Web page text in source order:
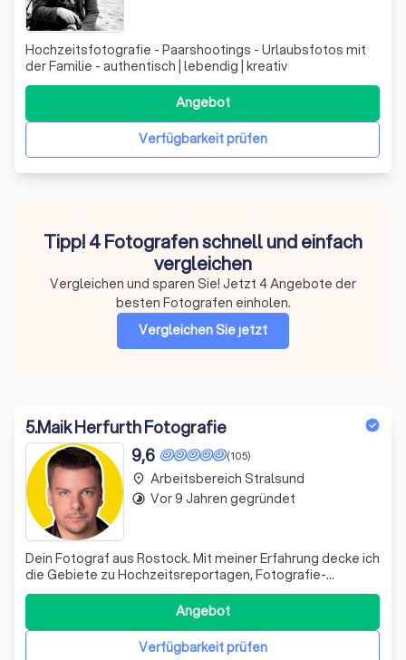
Hochzeitsfotografie - Paarshootings - Urlaubsfotos mit
der Familie - authentisch | lebendig | kreativ
Verfügbarkeit prüfen
Angebot
Tipp! 4 Fotografen schnell und einfach
vergleichen
Vergleichen und sparen Sie! Jetzt 4 Angebote der
besten Fotografen einholen.
Vergleichen Sie jetzt
5.Maik Herfurth Fotografie
(105)
9,6
Dein Fotograf aus Rostock. Mit meiner Erfahrung decke ich
die Gebiete zu Hochzeitsreportagen, Fotografie-
Workshops sowie Porträt- und Eventfotografie ab. Zu
meiner Expertise gehören ebenfalls Vorträge und
Coaching zu Themen aus Fotografie. Sprechen Sie mich
dazu gern an.
Verfügbarkeit prüfen
Angebot
place Arbeitsbereich Stralsund
timelapse Vor 9 Jahren gegründet